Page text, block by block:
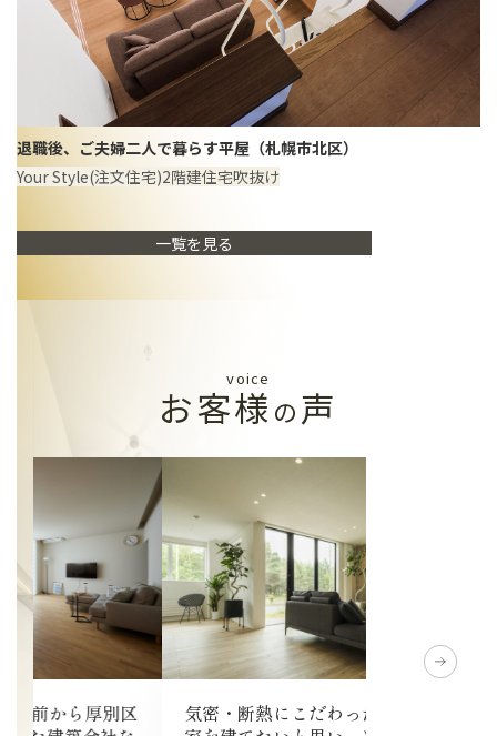
退職後、ご夫婦二人で暮らす平屋（札幌市北区）
Your Style(注文住宅)2階建住宅吹抜け
一覧を見る
voice
お客様の 声
気密・断熱にこだわった性能の良い